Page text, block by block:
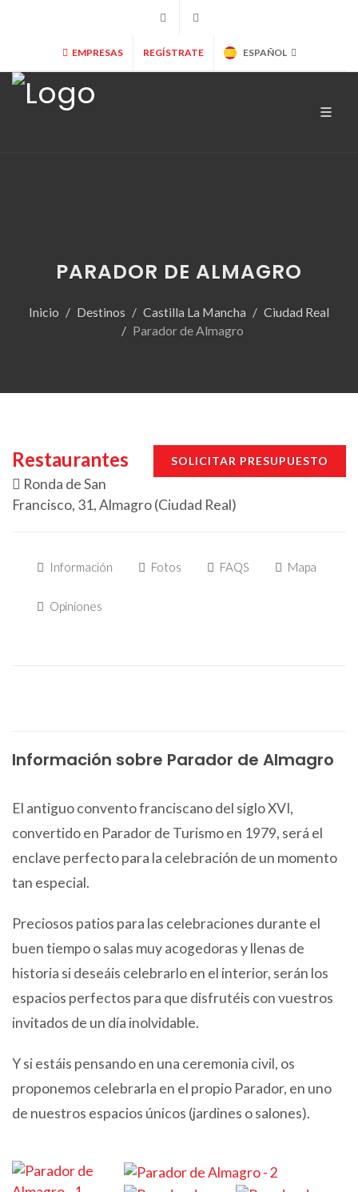
+34 902 365 000
EMPRESAS REGÍSTRATE ESPAÑOL
PARADOR DE ALMAGRO
Inicio Destinos Castilla La Mancha
Ciudad Real
Parador de Almagro
SOLICITAR PRESUPUESTO
Restaurantes
Ronda de San
Francisco, 31, Almagro (Ciudad Real)
Información Fotos FAQS Mapa
Opiniones
Información sobre Parador de Almagro
El antiguo convento franciscano del siglo XVI,
convertido en Parador de Turismo en 1979, será el
enclave perfecto para la celebración de un momento
tan especial.
Preciosos patios para las celebraciones durante el
buen tiempo o salas muy acogedoras y llenas de
historia si deseáis celebrarlo en el interior, serán los
espacios perfectos para que disfrutéis con vuestros
invitados de un día inolvidable.
Y si estáis pensando en una ceremonia civil, os
proponemos celebrarla en el propio Parador, en uno
de nuestros espacios únicos (jardines o salones).